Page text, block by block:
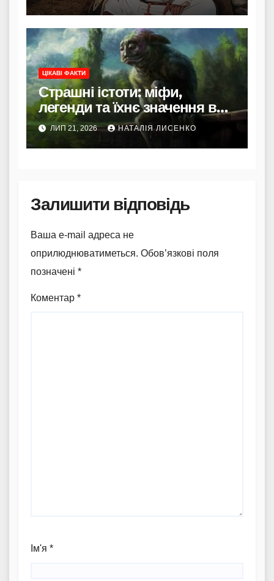
ЦІКАВІ ФАКТИ
Страшні істоти: міфи,
легенди та їхнє значення в
культурі
ЛИП 21, 2026 НАТАЛІЯ ЛИСЕНКО
Залишити відповідь
Ваша e-mail адреса не
оприлюднюватиметься. Обов’язкові поля
позначені *
Коментар *
Ім'я *